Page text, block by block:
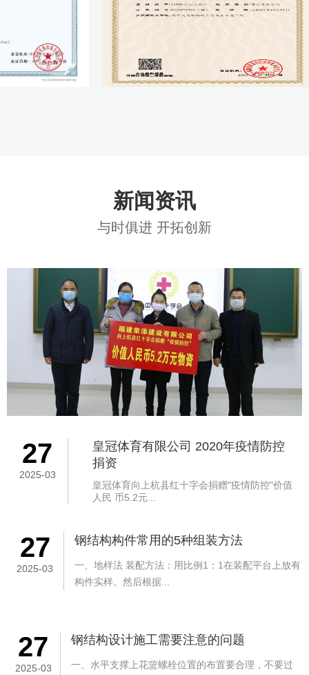
新闻资讯
与时俱进 开拓创新
27
2025-03
皇冠体育有限公司 2020年疫情防控
捐资
皇冠体育向上杭县红十字会捐赠"疫情防控"价值
人民 币5.2元...
27
2025-03
钢结构构件常用的5种组装方法
一、地样法 装配方法：用比例1：1在装配平台上放有
构件实样。然后根据...
27
2025-03
钢结构设计施工需要注意的问题
一、水平支撑上花篮螺栓位置的布置要合理，不要过